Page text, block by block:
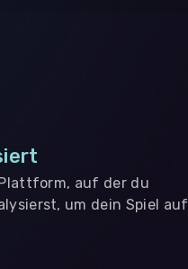
auf der du
um dein Spiel auf